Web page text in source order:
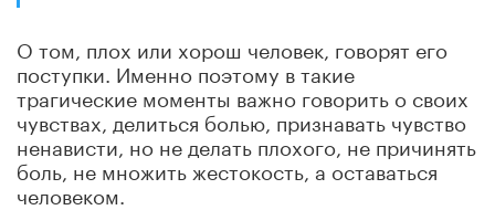
О том, плох или хорош человек, говорят его
поступки. Именно поэтому в такие
трагические моменты важно говорить о своих
чувствах, делиться болью, признавать чувство
ненависти, но не делать плохого, не причинять
боль, не множить жестокость, а оставаться
человеком.